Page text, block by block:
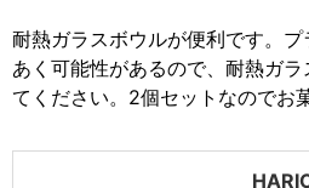
耐熱ガラスボウルが便利です。
あく可能性があるので、耐熱ガ
てください。2個セットなのでお